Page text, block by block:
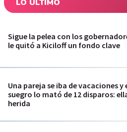
LO ÚLTIMO
Sigue la pelea con los
le quitó a Kiciloff un fondo clave
Una pareja se iba de vacaciones y
suegro lo mató de 12 disparos:
herida